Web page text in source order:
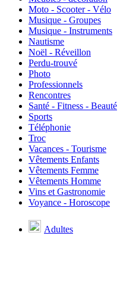
Moto - Scooter - Vélo
Musique - Groupes
Musique - Instruments
Nautisme
Noël - Réveillon
Perdu-trouvé
Photo
Professionnels
Rencontres
Santé - Fitness - Beauté
Sports
Téléphonie
Troc
Vacances - Tourisme
Vêtements Enfants
Vêtements Femme
Vêtements Homme
Vins et Gastronomie
Voyance - Horoscope
Adultes